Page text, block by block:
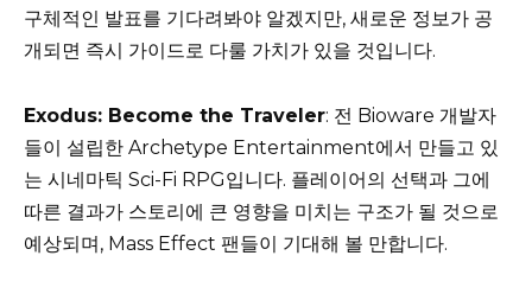
구체적인 발표를 기다려봐야 알겠지만, 새로운 정보가 공
개되면 즉시 가이드로 다룰 가치가 있을 것입니다.
Exodus: Become the Traveler: 전 Bioware 개발자
들이 설립한 Archetype Entertainment에서 만들고 있
는 시네마틱 Sci-Fi RPG입니다. 플레이어의 선택과 그에
따른 결과가 스토리에 큰 영향을 미치는 구조가 될 것으로
예상되며, Mass Effect 팬들이 기대해 볼 만합니다.